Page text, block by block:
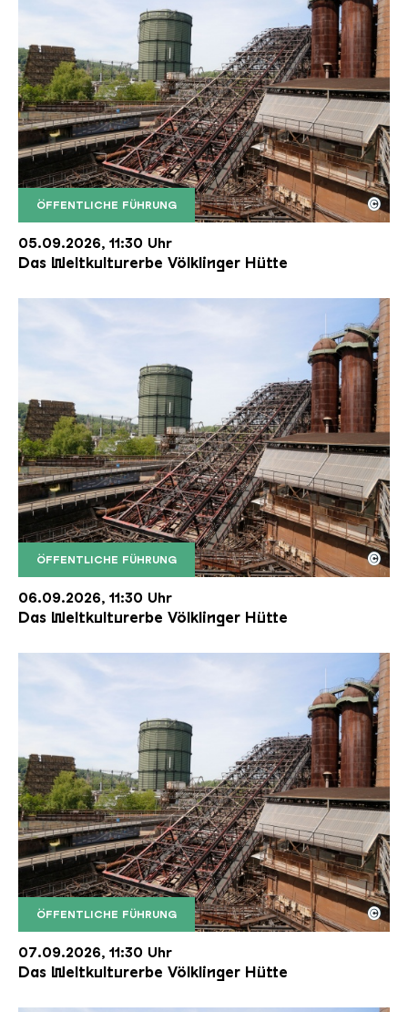
ÖFFENTLICHE FÜHRUNG
Der Erzschrägaufzug der Völklinger Hütte mit
Copyright: Weltkulturerbe Völklinger Hütte | Karl
©
05.09.2026, 11:30 Uhr
Das Weltkulturerbe Völklinger Hütte
ÖFFENTLICHE FÜHRUNG
Der Erzschrägaufzug der Völklinger Hütte mit
Copyright: Weltkulturerbe Völklinger Hütte | Karl
©
06.09.2026, 11:30 Uhr
Das Weltkulturerbe Völklinger Hütte
ÖFFENTLICHE FÜHRUNG
Der Erzschrägaufzug der Völklinger Hütte mit
Copyright: Weltkulturerbe Völklinger Hütte | Karl
©
07.09.2026, 11:30 Uhr
Das Weltkulturerbe Völklinger Hütte